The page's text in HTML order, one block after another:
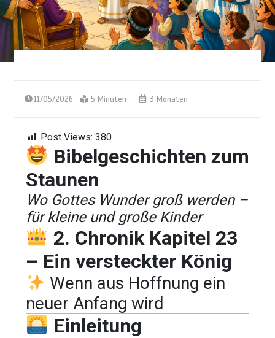
11/05/2026 5 Minuten 3 Monaten
Post Views: 380
Bibelgeschichten zum
Staunen
Wo Gottes Wunder groß werden –
für kleine und große Kinder
2. Chronik Kapitel 23
– Ein versteckter König
Wenn aus Hoffnung ein
neuer Anfang wird
Einleitung